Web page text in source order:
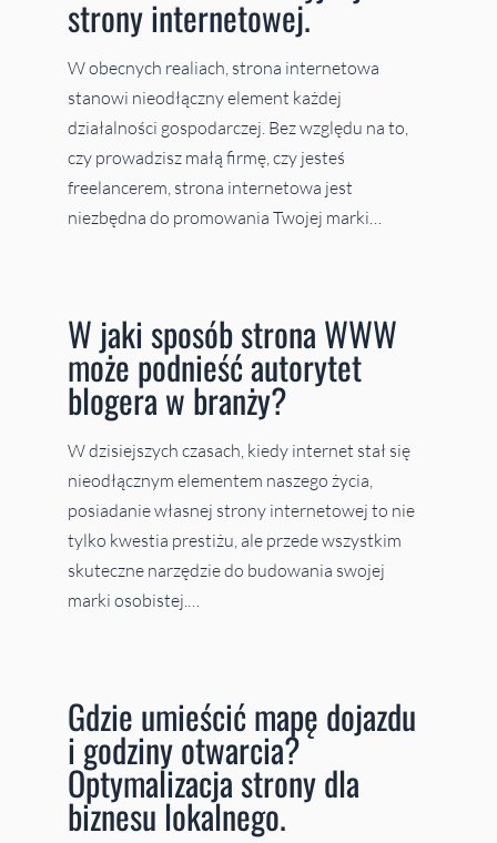
strony internetowej.
W obecnych realiach, strona internetowa
stanowi nieodłączny element każdej
działalności gospodarczej. Bez względu na to,
czy prowadzisz małą firmę, czy jesteś
freelancerem, strona internetowa jest
niezbędna do promowania Twojej marki…
W jaki sposób strona WWW
może podnieść autorytet
blogera w branży?
W dzisiejszych czasach, kiedy internet stał się
nieodłącznym elementem naszego życia,
posiadanie własnej strony internetowej to nie
tylko kwestia prestiżu, ale przede wszystkim
skuteczne narzędzie do budowania swojej
marki osobistej.…
Gdzie umieścić mapę dojazdu
i godziny otwarcia?
Optymalizacja strony dla
biznesu lokalnego.